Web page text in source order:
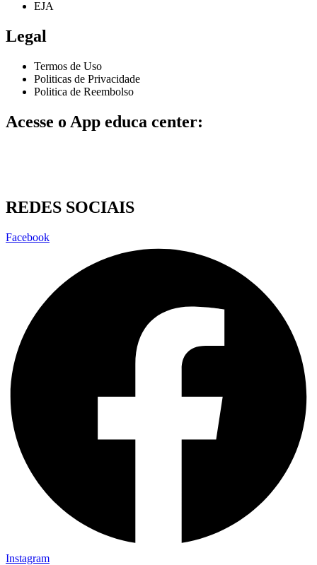
EJA
Legal
Termos de Uso
Politicas de Privacidade
Politica de Reembolso
Acesse o App educa center:
REDES SOCIAIS
Facebook
Instagram